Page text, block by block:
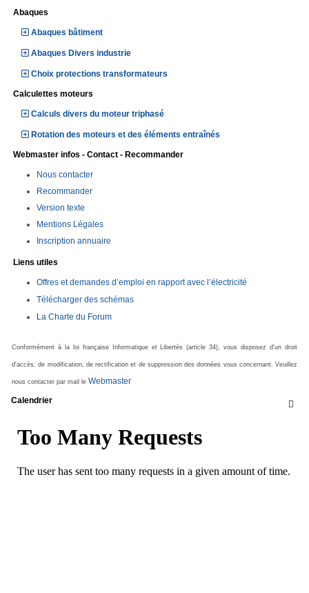
Abaques
Abaques bâtiment
Abaques Divers industrie
Choix protections transformateurs
Calculettes moteurs
Calculs divers du moteur triphasé
Rotation des moteurs et des éléments entraînés
Webmaster infos - Contact - Recommander
Nous contacter
Recommander
Version texte
Mentions Légales
Inscription annuaire
Liens utiles
Offres et demandes d’emploi en rapport avec l’électricité
Télécharger des schémas
La Charte du Forum
Conformément à la loi française Informatique et Libertés (article 34), vous disposez d'un droit
d'accès, de modification, de rectification et de suppression des données vous concernant. Veuillez
nous contacter par mail le Webmaster

Calendrier